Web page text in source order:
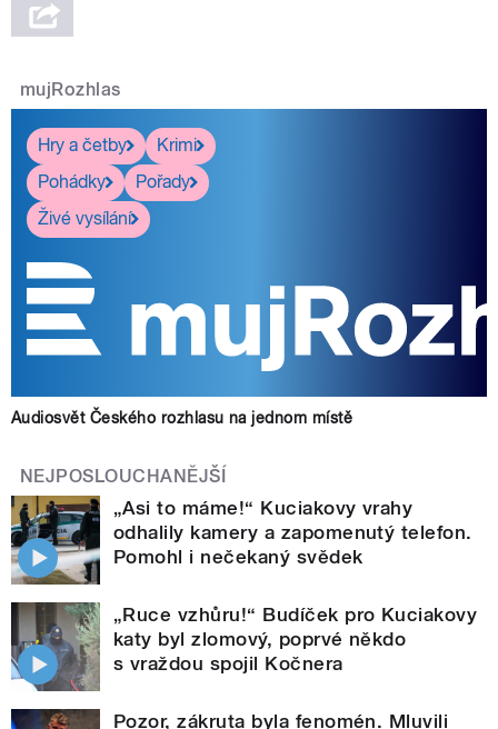
mujRozhlas
Hry a četby
Krimi
Pohádky
Pořady
Živé vysílání
Audiosvět Českého rozhlasu na jednom místě
NEJPOSLOUCHANĚJŠÍ
„Asi to máme!“ Kuciakovy vrahy
odhalily kamery a zapomenutý telefon.
Pomohl i nečekaný svědek
„Ruce vzhůru!“ Budíček pro Kuciakovy
katy byl zlomový, poprvé někdo
s vraždou spojil Kočnera
Pozor, zákruta byla fenomén. Mluvili